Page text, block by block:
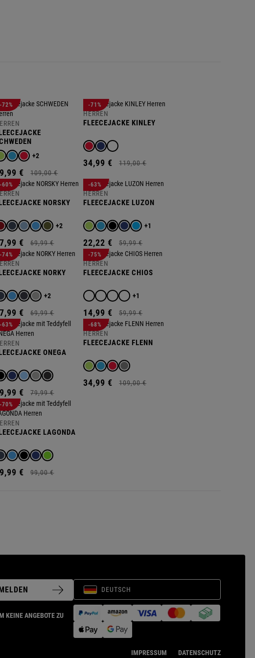
+2
99 € 109,00 €
-72%
HERREN
FLEECEJACKE KINLEY
34,99 € 119,00 €
-71%
NORSKY
+2
99 € 69,99 €
-60%
HERREN
FLEECEJACKE LUZON
+1
22,22 € 59,99 €
-63%
NORKY
+2
99 € 69,99 €
-74%
HERREN
FLEECEJACKE CHIOS
+1
14,99 € 59,99 €
-75%
ONEGA
99 € 79,99 €
-63%
HERREN
FLEECEJACKE FLENN
34,99 € 109,00 €
-68%
LAGONDA
99 € 99,00 €
-70%
KEINE ANGEBOTE ZU
DEUTSCH
IMPRESSUM DATENSCHUTZ